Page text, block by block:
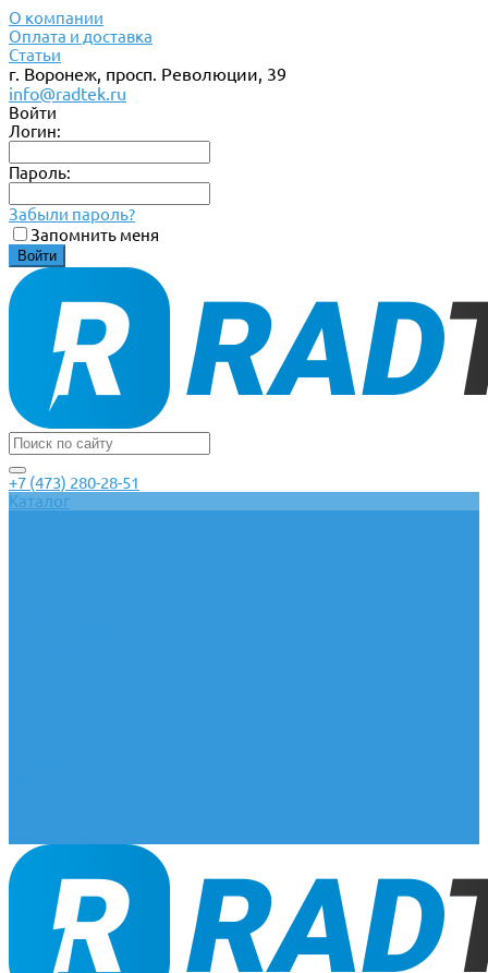
О компании
Оплата и доставка
Статьи
г. Воронеж, просп. Революции, 39
info@radtek.ru
Войти
Логин:
Пароль:
Забыли пароль?
Запомнить меня
+7 (473) 280-28-51
Каталог